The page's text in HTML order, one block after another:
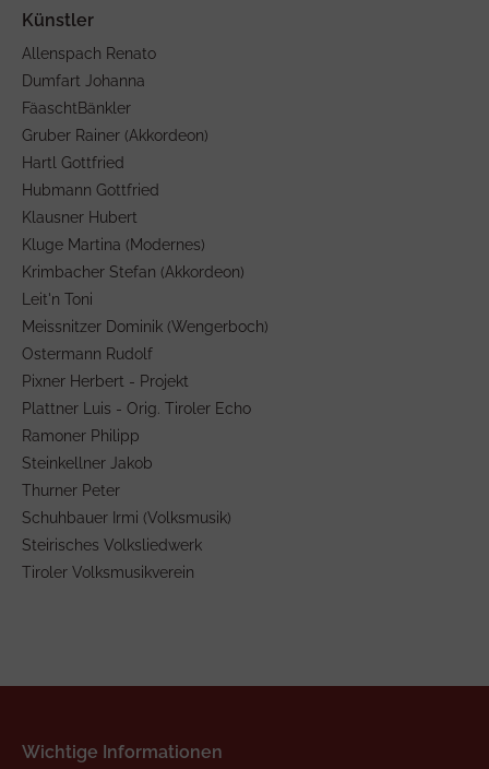
Allenspach Renato
Dumfart Johanna
FäaschtBänkler
Gruber Rainer (Akkordeon)
Hartl Gottfried
Hubmann Gottfried
Klausner Hubert
Kluge Martina (Modernes)
Krimbacher Stefan (Akkordeon)
Leit'n Toni
Meissnitzer Dominik (Wengerboch)
Ostermann Rudolf
Pixner Herbert - Projekt
Plattner Luis - Orig. Tiroler Echo
Ramoner Philipp
Steinkellner Jakob
Thurner Peter
Schuhbauer Irmi (Volksmusik)
Steirisches Volksliedwerk
Tiroler Volksmusikverein
Wichtige Informationen